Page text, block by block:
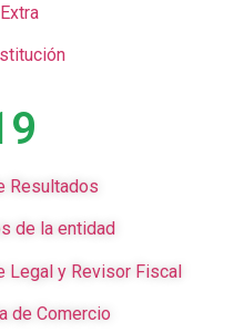
Resultados
de la entidad
Legal y Revisor Fiscal
de Comercio